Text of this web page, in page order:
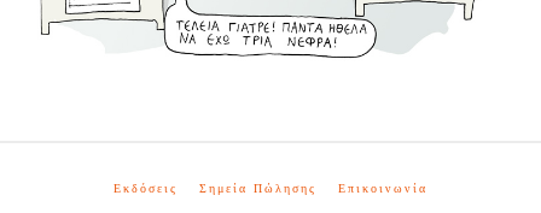
Εκδόσεις Σημεία Πώλησης Επικοινωνία